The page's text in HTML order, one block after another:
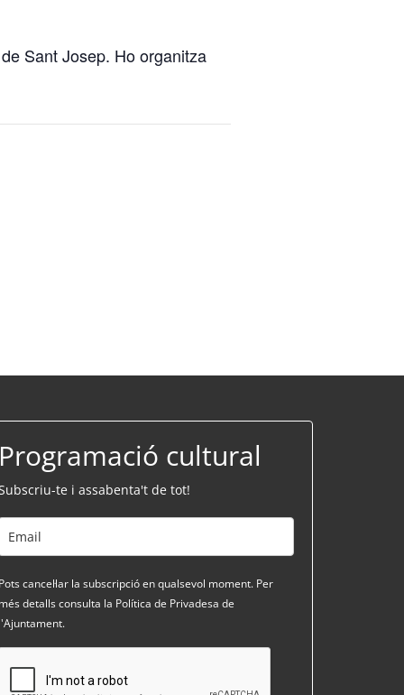
Sant Josep. Ho organitza
cultural
te i assabenta't de tot!
cancel·lar la subscripció en qualsevol moment. Per
detalls consulta la Política de Privadesa de